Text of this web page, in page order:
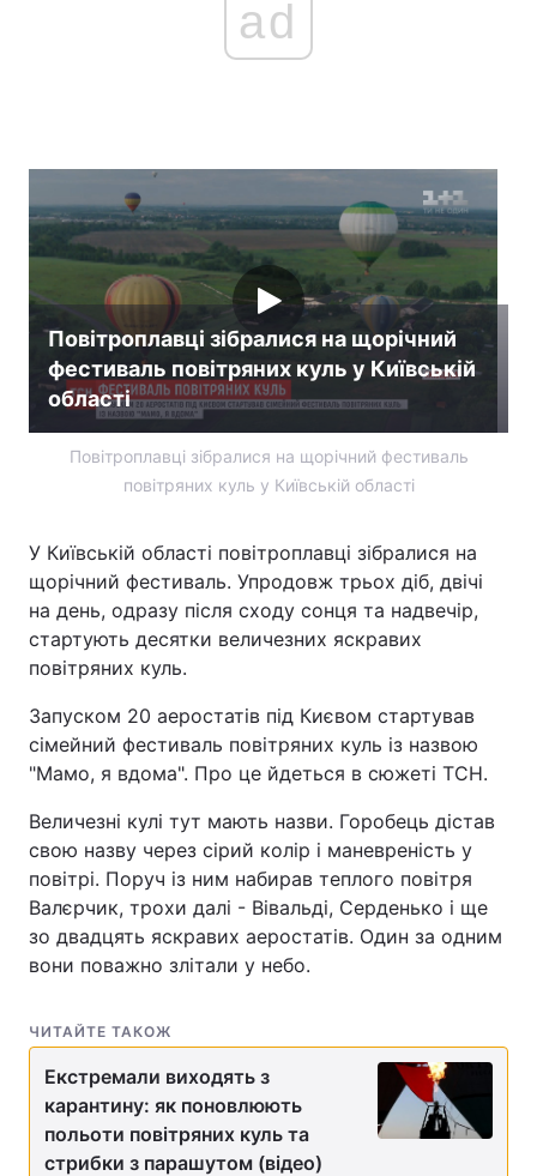
ad
Повітроплавці зібралися на щорічний
фестиваль повітряних куль у Київській
області
Повітроплавці зібралися на щорічний фестиваль
повітряних куль у Київській області
У Київській області повітроплавці зібралися на
щорічний фестиваль. Упродовж трьох діб, двічі
на день, одразу після сходу сонця та надвечір,
стартують десятки величезних яскравих
повітряних куль.
Запуском 20 аеростатів під Києвом стартував
сімейний фестиваль повітряних куль із назвою
"Мамо, я вдома". Про це йдеться в сюжеті ТСН.
Величезні кулі тут мають назви. Горобець дістав
свою назву через сірий колір і маневреність у
повітрі. Поруч із ним набирав теплого повітря
Валєрчик, трохи далі - Вівальді, Серденько і ще
зо двадцять яскравих аеростатів. Один за одним
вони поважно злітали у небо.
ЧИТАЙТЕ ТАКОЖ
Екстремали виходять з
карантину: як поновлюють
польоти повітряних куль та
стрибки з парашутом (відео)